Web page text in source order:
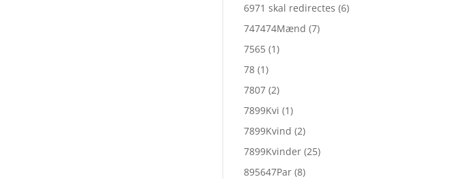
6971 skal redirectes (6)
747474Mænd (7)
7565 (1)
78 (1)
7807 (2)
7899Kvi (1)
7899Kvind (2)
7899Kvinder (25)
895647Par (8)